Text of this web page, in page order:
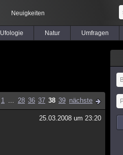
Neuigkeiten
Ufologie Natur Umfragen
1 ... 28 36 37 38 39 nächste
25.03.2008 um 23:20